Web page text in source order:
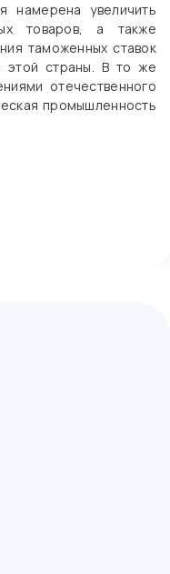
намерена увеличить
товаров, а также
таможенных ставок
этой страны. В то же
отечественного
промышленность